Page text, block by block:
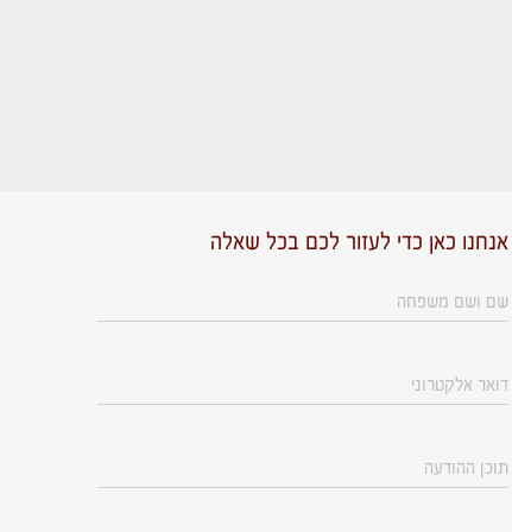
אנחנו כאן כדי לעזור לכם בכל שאלה